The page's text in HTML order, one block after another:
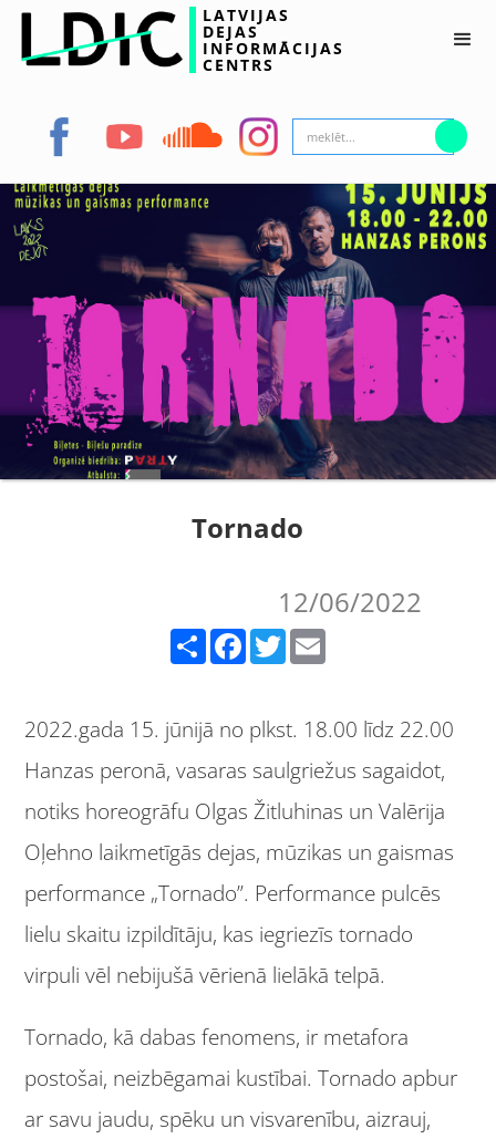
LATVIJAS
DEJAS
INFORMĀCIJAS
CENTRS
Tornado
12/06/2022
Share Facebook Twitter
2022.gada 15. jūnijā no plkst. 18.00 līdz 22.00
Hanzas peronā, vasaras saulgriežus sagaidot,
notiks horeogrāfu Olgas Žitluhinas un Valērija
Oļehno laikmetīgās dejas, mūzikas un gaismas
performance „Tornado”. Performance pulcēs
lielu skaitu izpildītāju, kas iegriezīs tornado
virpuli vēl nebijušā vērienā lielākā telpā.
Tornado, kā dabas fenomens, ir metafora
postošai, neizbēgamai kustībai. Tornado apbur
ar savu jaudu, spēku un visvarenību, aizrauj,